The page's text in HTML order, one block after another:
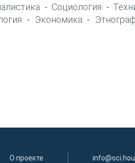
- Социология -
- Экономика -
О проекте